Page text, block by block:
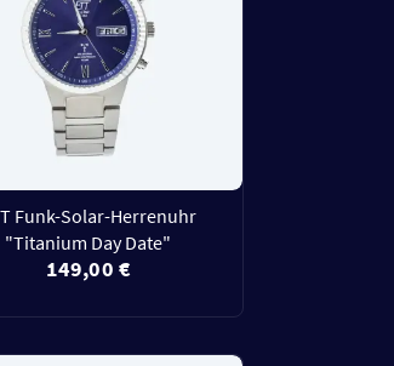
Funk-Solar-Herrenuhr
"Titanium Day Date"
149,00 €